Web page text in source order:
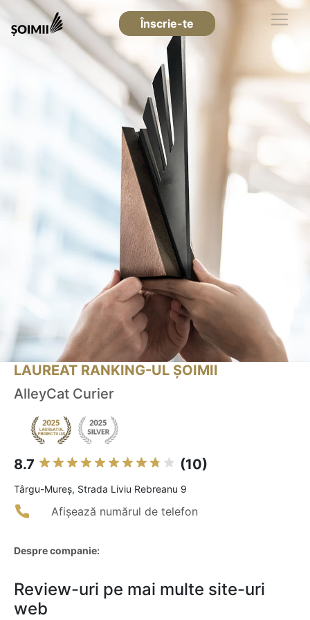
Înscrie-te
LAUREAT RANKING-UL ȘOIMII
AlleyCat Curier
8.7 (10)
Târgu-Mureş, Strada Liviu Rebreanu 9
Afișează numărul de telefon
Despre companie:
Review-uri pe mai multe site-uri
web